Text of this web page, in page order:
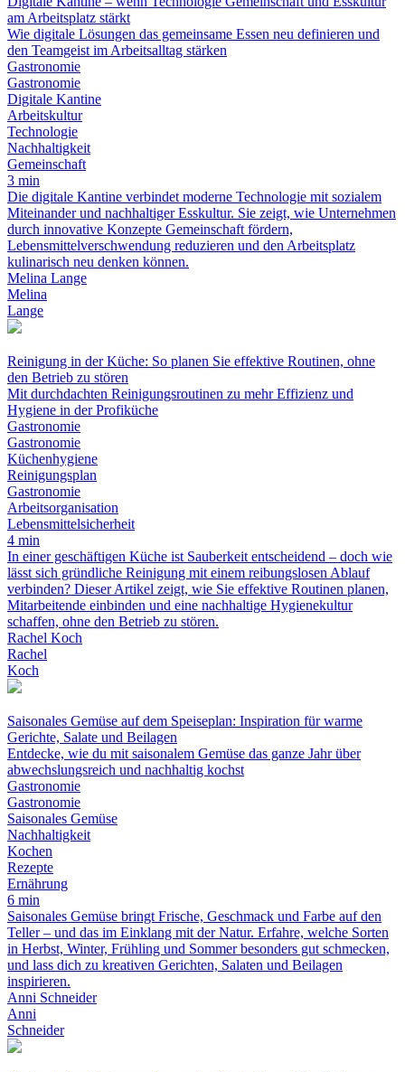
am Arbeitsplatz stärkt
Wie digitale Lösungen das gemeinsame Essen neu definieren und
den Teamgeist im Arbeitsalltag stärken
Gastronomie
Gastronomie
Digitale Kantine
Arbeitskultur
Technologie
Nachhaltigkeit
Gemeinschaft
3 min
Die digitale Kantine verbindet moderne Technologie mit sozialem
Miteinander und nachhaltiger Esskultur. Sie zeigt, wie Unternehmen
durch innovative Konzepte Gemeinschaft fördern,
Lebensmittelverschwendung reduzieren und den Arbeitsplatz
kulinarisch neu denken können.
Melina Lange
Melina
Lange
Reinigung in der Küche: So planen Sie effektive Routinen, ohne
den Betrieb zu stören
Mit durchdachten Reinigungsroutinen zu mehr Effizienz und
Hygiene in der Profiküche
Gastronomie
Gastronomie
Küchenhygiene
Reinigungsplan
Gastronomie
Arbeitsorganisation
Lebensmittelsicherheit
4 min
In einer geschäftigen Küche ist Sauberkeit entscheidend – doch wie
lässt sich gründliche Reinigung mit einem reibungslosen Ablauf
verbinden? Dieser Artikel zeigt, wie Sie effektive Routinen planen,
Mitarbeitende einbinden und eine nachhaltige Hygienekultur
schaffen, ohne den Betrieb zu stören.
Rachel Koch
Rachel
Koch
Saisonales Gemüse auf dem Speiseplan: Inspiration für warme
Gerichte, Salate und Beilagen
Entdecke, wie du mit saisonalem Gemüse das ganze Jahr über
abwechslungsreich und nachhaltig kochst
Gastronomie
Gastronomie
Saisonales Gemüse
Nachhaltigkeit
Kochen
Rezepte
Ernährung
6 min
Saisonales Gemüse bringt Frische, Geschmack und Farbe auf den
Teller – und das im Einklang mit der Natur. Erfahre, welche Sorten
in Herbst, Winter, Frühling und Sommer besonders gut schmecken,
und lass dich zu kreativen Gerichten, Salaten und Beilagen
inspirieren.
Anni Schneider
Anni
Schneider